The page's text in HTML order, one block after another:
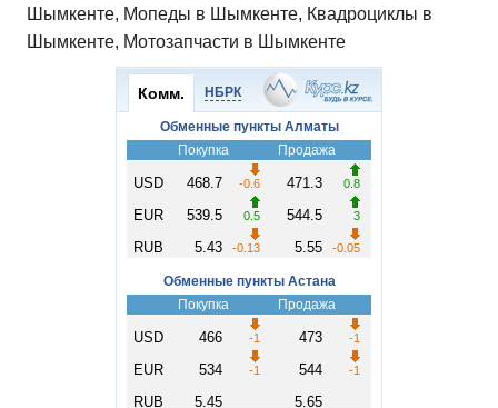
Шымкенте, Мопеды в Шымкенте, Квадроциклы в
Шымкенте, Мотозапчасти в Шымкенте